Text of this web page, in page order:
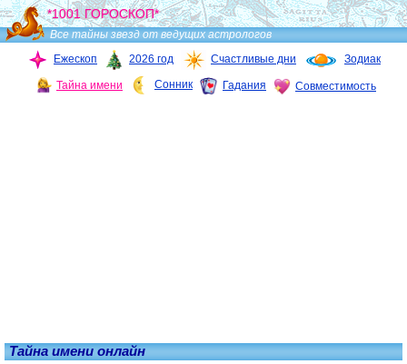
*1001 ГОРОСКОП*
Все тайны звезд от ведущих астрологов
Ежескоп
2026 год Счастливые дни Зодиак
Тайна имени Сонник Гадания Совместимость
Тайна имени онлайн